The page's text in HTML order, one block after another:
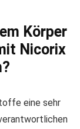
Körper
Nicorix
eine sehr